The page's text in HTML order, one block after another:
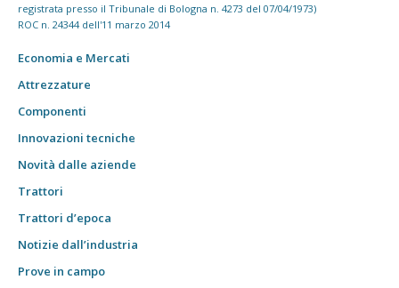
registrata presso il Tribunale di Bologna n. 4273 del 07/04/1973)
ROC n. 24344 dell'11 marzo 2014
Economia e Mercati
Attrezzature
Componenti
Innovazioni tecniche
Novità dalle aziende
Trattori
Trattori d’epoca
Notizie dall’industria
Prove in campo